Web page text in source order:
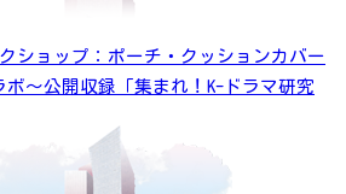
ショップ：ポーチ・クッションカバー
ボ～公開収録「集まれ！K-ドラマ研究